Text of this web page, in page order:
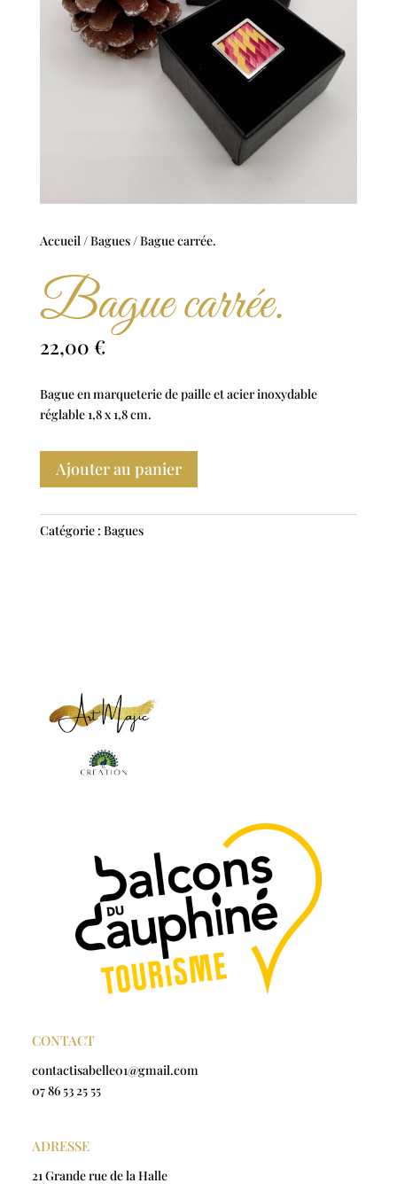
Accueil/Bagues/ Bague carrée.
Bague carrée.
22,00 €
Bague en marqueterie de paille et acier inoxydable
réglable 1,8 x 1,8 cm.
Ajouter au panier
Catégorie : Bagues
CONTACT
contactisabelle01@gmail.com
07 86 53 25 55
ADRESSE
21 Grande rue de la Halle